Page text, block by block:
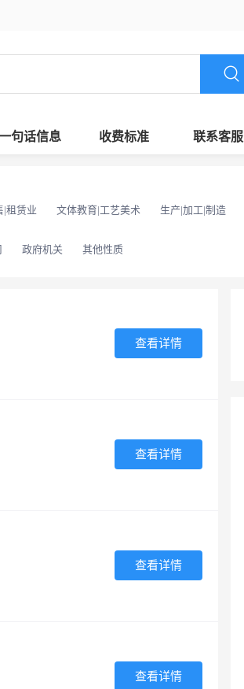
句话信息 收费标准 联系客服
|租赁业 文体教育|工艺美术 生产|加工|制造
政府机关 其他性质
查看详情
查看详情
查看详情
查看详情